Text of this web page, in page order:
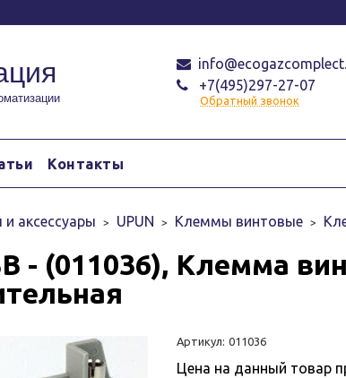
+7(495)297-27-07
Обратный звонок
Контакты
аксессуары UPUN Клеммы винтовые
- (011036), Клемма
Артикул: 011036
Цена на данный товар